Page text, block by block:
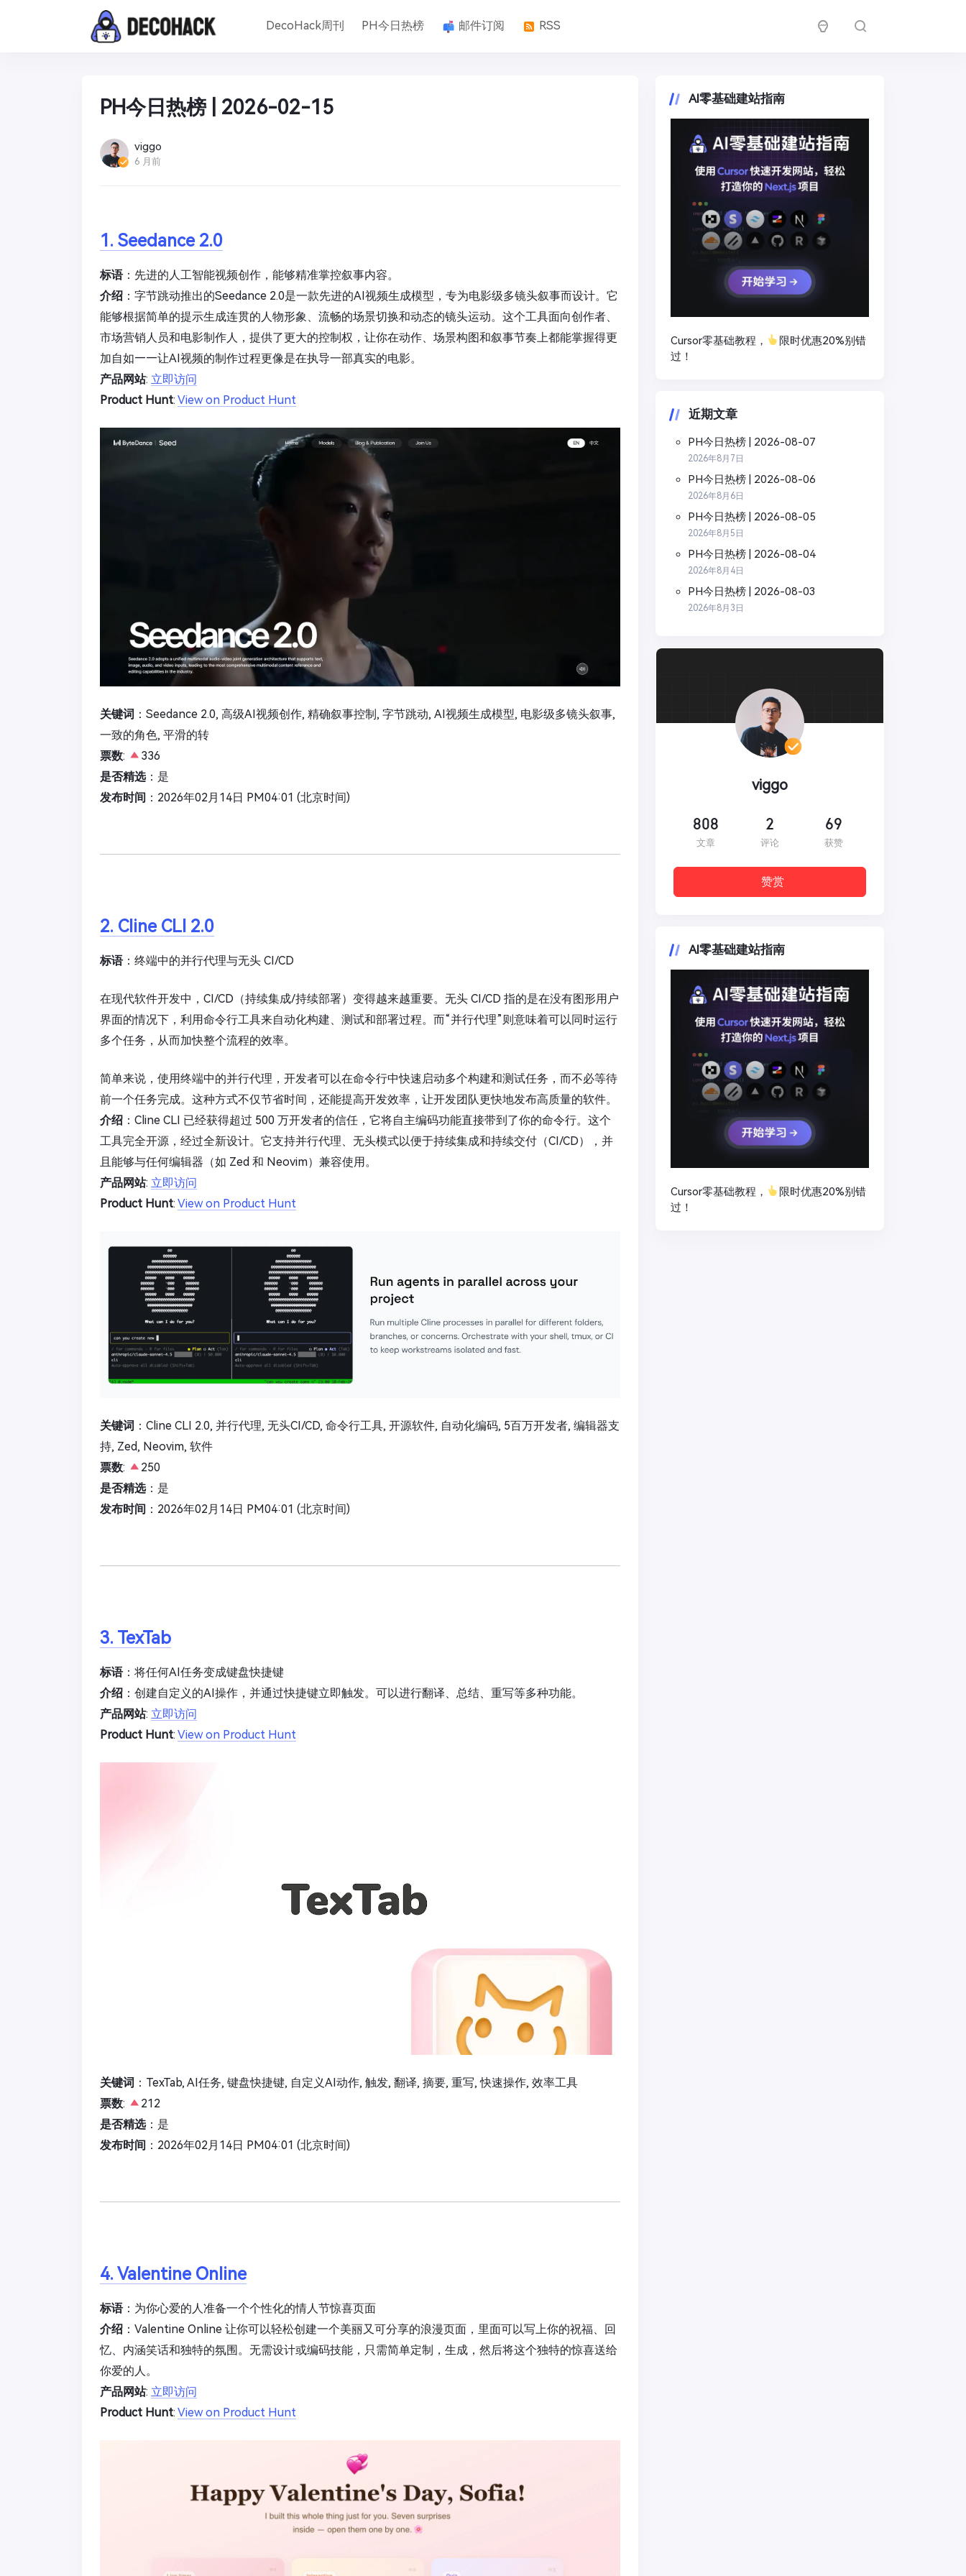
DecoHack周刊 PH今日热榜 邮件订阅 RSS
PH今日热榜 | 2026-02-15
viggo
6 月前
1. Seedance 2.0
标语：先进的人工智能视频创作，能够精准掌控叙事内容。
介绍 ：字节跳动推出的Seedance 2.0是一款先进的AI视频生成模型，专为电影级多镜头叙事而设计。它
能够根据简单的提示生成连贯的人物形象、流畅的场景切换和动态的镜头运动。这个工具面向创作者、
市场营销人员和电影制作人，提供了更大的控制权，让你在动作、场景构图和叙事节奏上都能掌握得更
加自如——让AI视频的制作过程更像是在执导一部真实的电影。
产品网站: 立即访问
Product Hunt: View on Product Hunt
关键词 ：Seedance 2.0, 高级AI视频创作, 精确叙事控制, 字节跳动, AI视频生成模型, 电影级多镜头叙事,
一致的角色, 平滑的转
票数:
336
是否精选：是
发布时间 ：2026年02月14日 PM04:01 (北京时间)
2. Cline CLI 2.0
标语：终端中的并行代理与无头 CI/CD
在现代软件开发中，CI/CD（持续集成/持续部署）变得越来越重要。无头 CI/CD 指的是在没有图形用户
界面的情况下，利用命令行工具来自动化构建、测试和部署过程。而“并行代理”则意味着可以同时运行
多个任务，从而加快整个流程的效率。
简单来说，使用终端中的并行代理，开发者可以在命令行中快速启动多个构建和测试任务，而不必等待
前一个任务完成。这种方式不仅节省时间，还能提高开发效率，让开发团队更快地发布高质量的软件。
介绍 ：Cline CLI 已经获得超过 500 万开发者的信任，它将自主编码功能直接带到了你的命令行。这个
工具完全开源，经过全新设计。它支持并行代理、无头模式以便于持续集成和持续交付（CI/CD），并
且能够与任何编辑器（如 Zed 和 Neovim）兼容使用。
产品网站: 立即访问
Product Hunt: View on Product Hunt
关键词 ：Cline CLI 2.0, 并行代理, 无头CI/CD, 命令行工具, 开源软件, 自动化编码, 5百万开发者, 编辑器支
持, Zed, Neovim, 软件
票数:
250
是否精选：是
发布时间 ：2026年02月14日 PM04:01 (北京时间)
3. TexTab
标语：将任何AI任务变成键盘快捷键
介绍 ：创建自定义的AI操作，并通过快捷键立即触发。可以进行翻译、总结、重写等多种功能。
产品网站: 立即访问
Product Hunt: View on Product Hunt
关键词 ：TexTab, AI任务, 键盘快捷键, 自定义AI动作, 触发, 翻译, 摘要, 重写, 快速操作, 效率工具
票数:
212
是否精选：是
发布时间 ：2026年02月14日 PM04:01 (北京时间)
4. Valentine Online
标语：为你心爱的人准备一个个性化的情人节惊喜页面
介绍 ：Valentine Online 让你可以轻松创建一个美丽又可分享的浪漫页面，里面可以写上你的祝福、回
忆、内涵笑话和独特的氛围。无需设计或编码技能，只需简单定制，生成，然后将这个独特的惊喜送给
你爱的人。
产品网站: 立即访问
Product Hunt: View on Product Hunt
AI零基础建站指南
Cursor零基础教程，
限时优惠20%别错
过！
近期文章
PH今日热榜 | 2026-08-07
2026年8月7日
PH今日热榜 | 2026-08-06
2026年8月6日
PH今日热榜 | 2026-08-05
2026年8月5日
PH今日热榜 | 2026-08-04
2026年8月4日
PH今日热榜 | 2026-08-03
2026年8月3日
viggo
808
文章
2
评论
69
获赞
赞赏
AI零基础建站指南
Cursor零基础教程，
限时优惠20%别错
过！